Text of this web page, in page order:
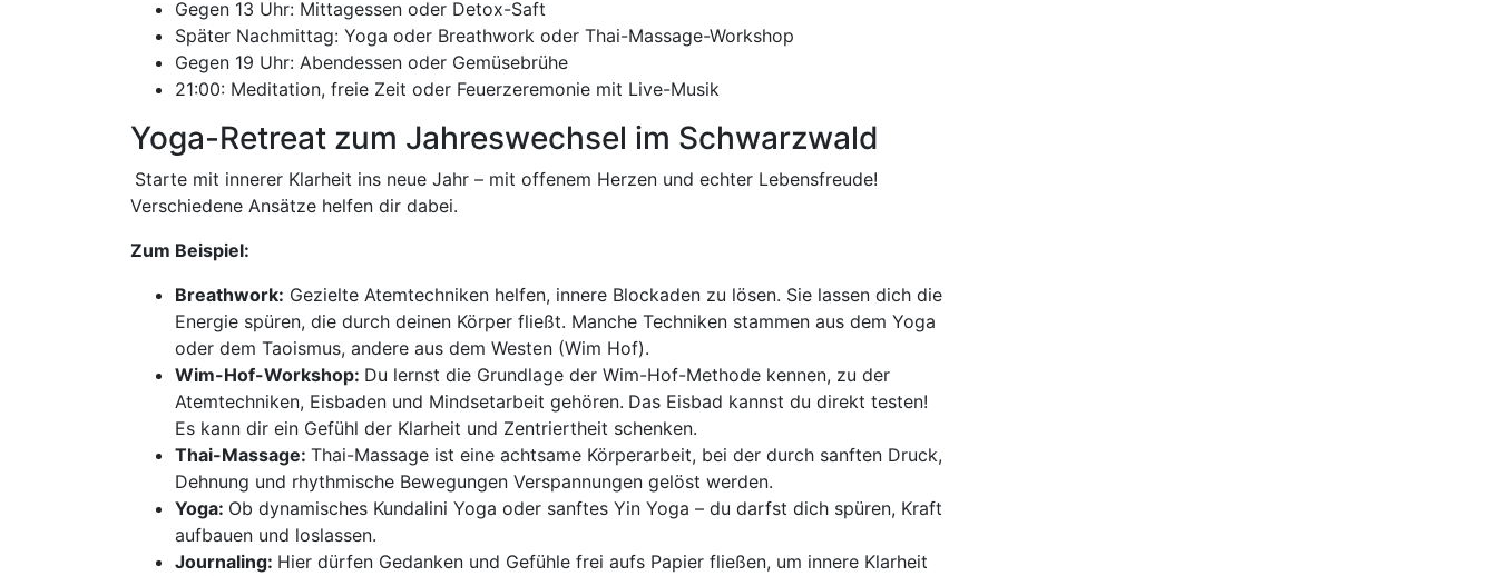
Gegen 13 Uhr: Mittagessen oder Detox-Saft
Später Nachmittag: Yoga oder Breathwork oder Thai-Massage-Workshop
Gegen 19 Uhr: Abendessen oder Gemüsebrühe
21:00: Meditation, freie Zeit oder Feuerzeremonie mit Live-Musik
Yoga-Retreat zum Jahreswechsel im Schwarzwald
Starte mit innerer Klarheit ins neue Jahr – mit offenem Herzen und echter Lebensfreude!
Verschiedene Ansätze helfen dir dabei.
Zum Beispiel:
Breathwork: Gezielte Atemtechniken helfen, innere Blockaden zu lösen. Sie lassen dich die
Energie spüren, die durch deinen Körper fließt. Manche Techniken stammen aus dem Yoga
oder dem Taoismus, andere aus dem Westen (Wim Hof).
Wim-Hof-Workshop: Du lernst die Grundlage der Wim-Hof-Methode kennen, zu der
Atemtechniken, Eisbaden und Mindsetarbeit gehören. Das Eisbad kannst du direkt testen!
Es kann dir ein Gefühl der Klarheit und Zentriertheit schenken.
Thai-Massage: Thai-Massage ist eine achtsame Körperarbeit, bei der durch sanften Druck,
Dehnung und rhythmische Bewegungen Verspannungen gelöst werden.
Yoga: Ob dynamisches Kundalini Yoga oder sanftes Yin Yoga – du darfst dich spüren, Kraft
aufbauen und loslassen.
Journaling: Hier dürfen Gedanken und Gefühle frei aufs Papier fließen, um innere Klarheit